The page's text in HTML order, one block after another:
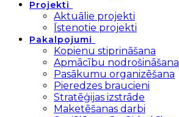
Projekti
Aktuālie projekti
Īstenotie projekti
Pakalpojumi
Kopienu stiprināšana
Apmācību nodrošināšana
Pasākumu organizēšana
Pieredzes braucieni
Stratēģijas izstrāde
Maketēšanas darbi